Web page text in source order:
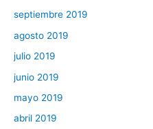
septiembre 2019
agosto 2019
julio 2019
junio 2019
mayo 2019
abril 2019